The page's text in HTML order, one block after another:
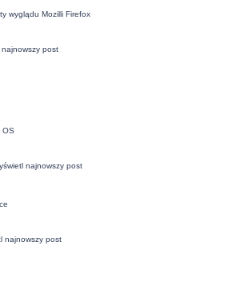
wyglądu Mozilli Firefox
OS